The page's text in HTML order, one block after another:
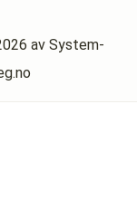
av System-